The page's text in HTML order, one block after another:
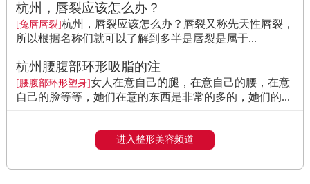
杭州，唇裂应该怎么办？
[兔唇唇裂]杭州，唇裂应该怎么办？唇裂又称先天性唇裂，
所以根据名称们就可以了解到多半是唇裂是属于...
杭州腰腹部环形吸脂的注
[腰腹部环形塑身]女人在意自己的腿，在意自己的腰，在意
自己的脸等等，她们在意的东西是非常的多的，她们的...
进入整形美容频道